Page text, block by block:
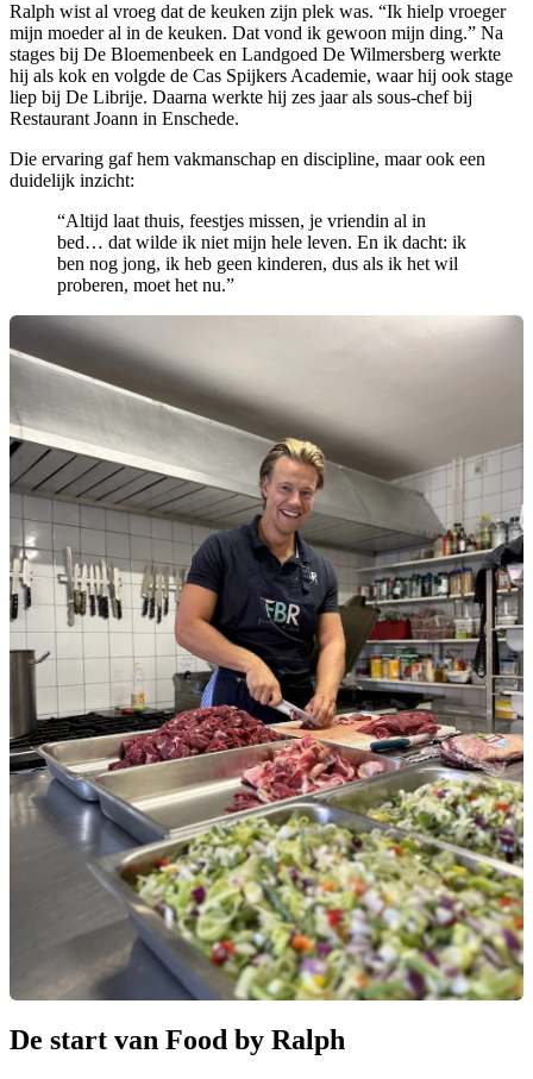
Ralph wist al vroeg dat de keuken zijn plek was. “Ik hielp vroeger
mijn moeder al in de keuken. Dat vond ik gewoon mijn ding.” Na
stages bij De Bloemenbeek en Landgoed De Wilmersberg werkte
hij als kok en volgde de Cas Spijkers Academie, waar hij ook stage
liep bij De Librije. Daarna werkte hij zes jaar als sous-chef bij
Restaurant Joann in Enschede.
Die ervaring gaf hem vakmanschap en discipline, maar ook een
duidelijk inzicht:
“Altijd laat thuis, feestjes missen, je vriendin al in
bed… dat wilde ik niet mijn hele leven. En ik dacht: ik
ben nog jong, ik heb geen kinderen, dus als ik het wil
proberen, moet het nu.”
De start van Food by Ralph